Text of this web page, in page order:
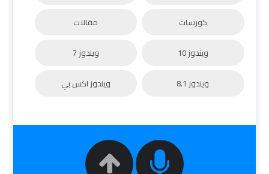
كورسات مقالات
ويندوز 10 ويندوز 7
ويندوز 8.1 ويندوز اكس بي